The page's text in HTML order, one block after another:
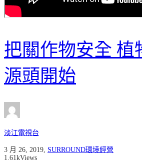
把關作物安全 植
源頭開始
淡江電視台
3 月 26, 2019 SURROUND環境經營
1.61kViews